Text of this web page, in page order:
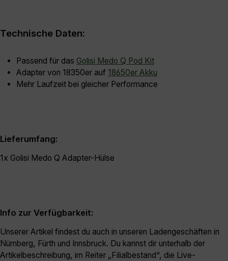
Technische Daten:
Passend für das Golisi Medo Q Pod Kit
Adapter von 18350er auf 18650er Akku
Mehr Laufzeit bei gleicher Performance
Lieferumfang:
1x Golisi Medo Q Adapter-Hülse
Info zur Verfügbarkeit:
Unserer Artikel findest du auch in unseren Ladengeschäften in
Nürnberg, Fürth und Innsbruck. Du kannst dir unterhalb der
Artikelbeschreibung, im Reiter „Filialbestand“, die Live-